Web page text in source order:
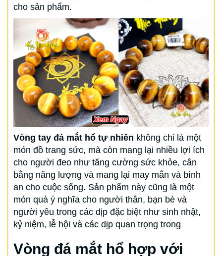
cho sản phẩm.
Vòng tay đá mắt hổ tự nhiên không chỉ là một
món đồ trang sức, mà còn mang lại nhiều lợi ích
cho người đeo như tăng cường sức khỏe, cân
bằng năng lượng và mang lại may mắn và bình
an cho cuộc sống. Sản phẩm này cũng là một
món quà ý nghĩa cho người thân, bạn bè và
người yêu trong các dịp đặc biệt như sinh nhật,
kỷ niệm, lễ hội và các dịp quan trọng trong
Vòng đá mắt hổ hợp với